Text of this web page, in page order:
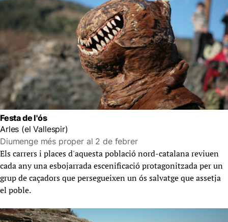
Festa de l'ós
Arles (el Vallespir)
Diumenge més proper al 2 de febrer
Els carrers i places d'aquesta població nord-catalana reviuen
cada any una esbojarrada escenificació protagonitzada per un
grup de caçadors que persegueixen un ós salvatge que assetja
el poble.